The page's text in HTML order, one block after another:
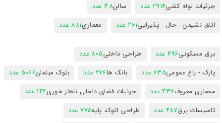
جزئیات لوله کشی2914 عدد سالن38 عدد
اتاق نشیمن - حال - پذیرایی261 عدد معماری881 عدد
برق مسکونی496 عدد طراحی داخلی805 عدد
پارک - باغ عمومی635 عدد بانک ها276 عدد بلوک مبلمان5066 عدد
معماری معروف437 عدد جزئیات فضای داخلی ناهار خوری142 عدد
تاسیسات برق487 عدد طراحی اتوکد پایه775 عدد